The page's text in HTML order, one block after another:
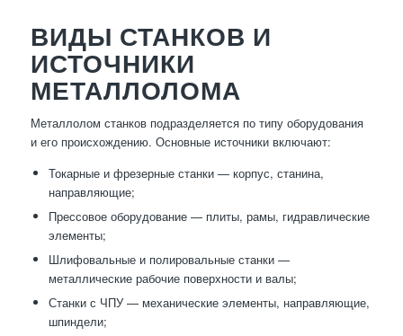
ВИДЫ СТАНКОВ И
ИСТОЧНИКИ
МЕТАЛЛОЛОМА
Металлолом станков подразделяется по типу оборудования
и его происхождению. Основные источники включают:
Токарные и фрезерные станки — корпус, станина,
направляющие;
Прессовое оборудование — плиты, рамы, гидравлические
элементы;
Шлифовальные и полировальные станки —
металлические рабочие поверхности и валы;
Станки с ЧПУ — механические элементы, направляющие,
шпиндели;